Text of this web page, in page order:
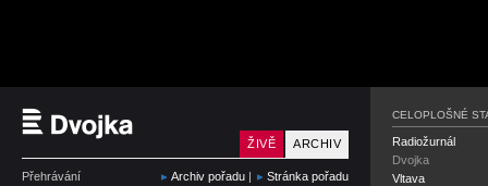
Český rozhlas Dvojka
ARCHIV
ŽIVĚ
Přehrávání Archiv pořadu | Stránka pořadu
CELOPLOŠNÉ
Radiožurnál
Dvojka
Vltava